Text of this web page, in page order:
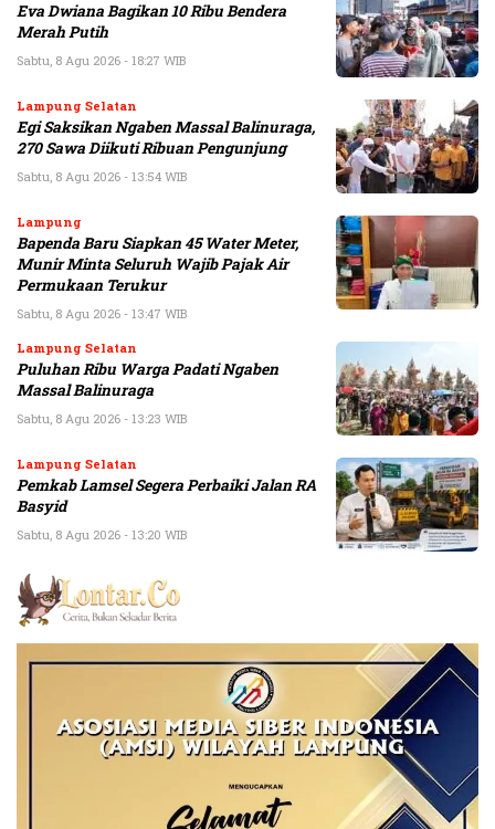
Eva Dwiana Bagikan 10 Ribu Bendera
Merah Putih
Sabtu, 8 Agu 2026 - 18:27 WIB
Lampung Selatan
Egi Saksikan Ngaben Massal Balinuraga,
270 Sawa Diikuti Ribuan Pengunjung
Sabtu, 8 Agu 2026 - 13:54 WIB
Lampung
Bapenda Baru Siapkan 45 Water Meter,
Munir Minta Seluruh Wajib Pajak Air
Permukaan Terukur
Sabtu, 8 Agu 2026 - 13:47 WIB
Lampung Selatan
Puluhan Ribu Warga Padati Ngaben
Massal Balinuraga
Sabtu, 8 Agu 2026 - 13:23 WIB
Lampung Selatan
Pemkab Lamsel Segera Perbaiki Jalan RA
Basyid
Sabtu, 8 Agu 2026 - 13:20 WIB